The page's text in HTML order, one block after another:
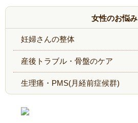
女性のお悩み
妊婦さんの整体
産後トラブル・骨盤のケア
生理痛・PMS(月経前症候群)